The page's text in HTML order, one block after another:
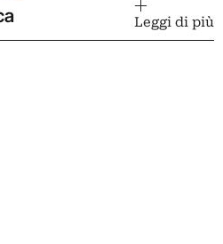
Leggi di più